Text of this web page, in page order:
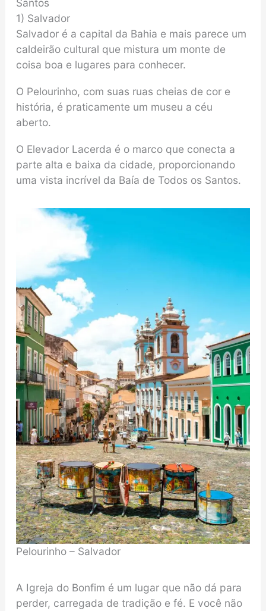
Santos
1) Salvador
Salvador é a capital da Bahia e mais parece um
caldeirão cultural que mistura um monte de
coisa boa e lugares para conhecer.
O Pelourinho, com suas ruas cheias de cor e
história, é praticamente um museu a céu
aberto.
O Elevador Lacerda é o marco que conecta a
parte alta e baixa da cidade, proporcionando
uma vista incrível da Baía de Todos os Santos.
Pelourinho – Salvador
A Igreja do Bonfim é um lugar que não dá para
perder, carregada de tradição e fé. E você não